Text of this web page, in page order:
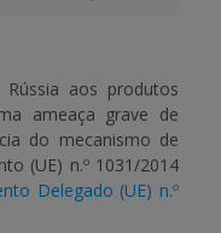
aos produtos
ameaça grave de
do mecanismo de
(UE) n.º 1031/2014
Delegado (UE) n.º